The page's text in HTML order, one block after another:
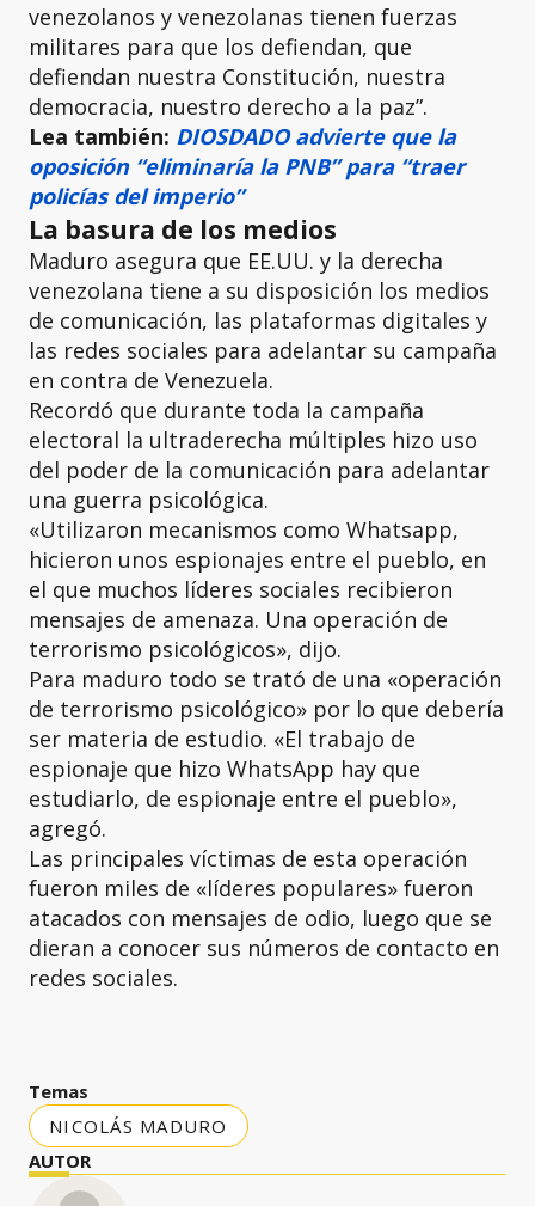
venezolanos y venezolanas tienen fuerzas
militares para que los defiendan, que
defiendan nuestra Constitución, nuestra
democracia, nuestro derecho a la paz”.
Lea también: DIOSDADO advierte que la
oposición “eliminaría la PNB” para “traer
policías del imperio”
La basura de los medios
Maduro asegura que EE.UU. y la derecha
venezolana tiene a su disposición los medios
de comunicación, las plataformas digitales y
las redes sociales para adelantar su campaña
en contra de Venezuela.
Recordó que durante toda la campaña
electoral la ultraderecha múltiples hizo uso
del poder de la comunicación para adelantar
una guerra psicológica.
«Utilizaron mecanismos como Whatsapp,
hicieron unos espionajes entre el pueblo, en
el que muchos líderes sociales recibieron
mensajes de amenaza. Una operación de
terrorismo psicológicos», dijo.
Para maduro todo se trató de una «operación
de terrorismo psicológico» por lo que debería
ser materia de estudio. «El trabajo de
espionaje que hizo WhatsApp hay que
estudiarlo, de espionaje entre el pueblo»,
agregó.
Las principales víctimas de esta operación
fueron miles de «líderes populares» fueron
atacados con mensajes de odio, luego que se
dieran a conocer sus números de contacto en
redes sociales.
Temas
NICOLÁS MADURO
AUTOR